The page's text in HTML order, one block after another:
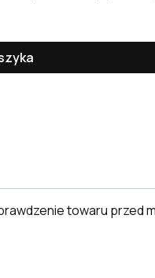
towaru przed